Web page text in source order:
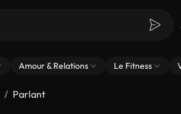
Amour & Relations Le Fitness
Parlant